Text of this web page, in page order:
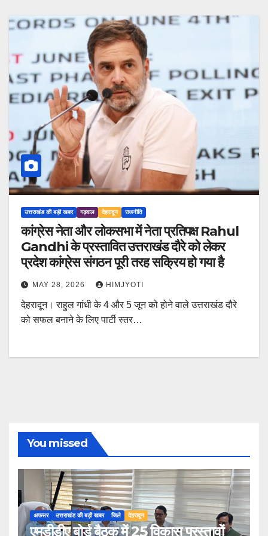
उत्तराखंड की बड़ी खबर गढ़वाल देहरादून राजनीति
कांग्रेस नेता और लोकसभा में नेता प्रतिपक्ष Rahul
Gandhi के प्रस्तावित उत्तराखंड दौरे को लेकर
प्रदेश कांग्रेस संगठन पूरी तरह सक्रिय हो गया है
MAY 28, 2026 HIMJYOTI
देहरादून। राहुल गांधी के 4 और 5 जून को होने वाले उत्तराखंड दौरे
को सफल बनाने के लिए पार्टी स्तर…
You missed
अफसर उत्तराखंड की बड़ी खबर जिले देहरादून
एमडीडीए बोर्ड बैठक में 25 विकास प्रस्तावों